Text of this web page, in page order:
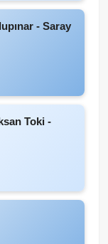
- Saray
Toki -